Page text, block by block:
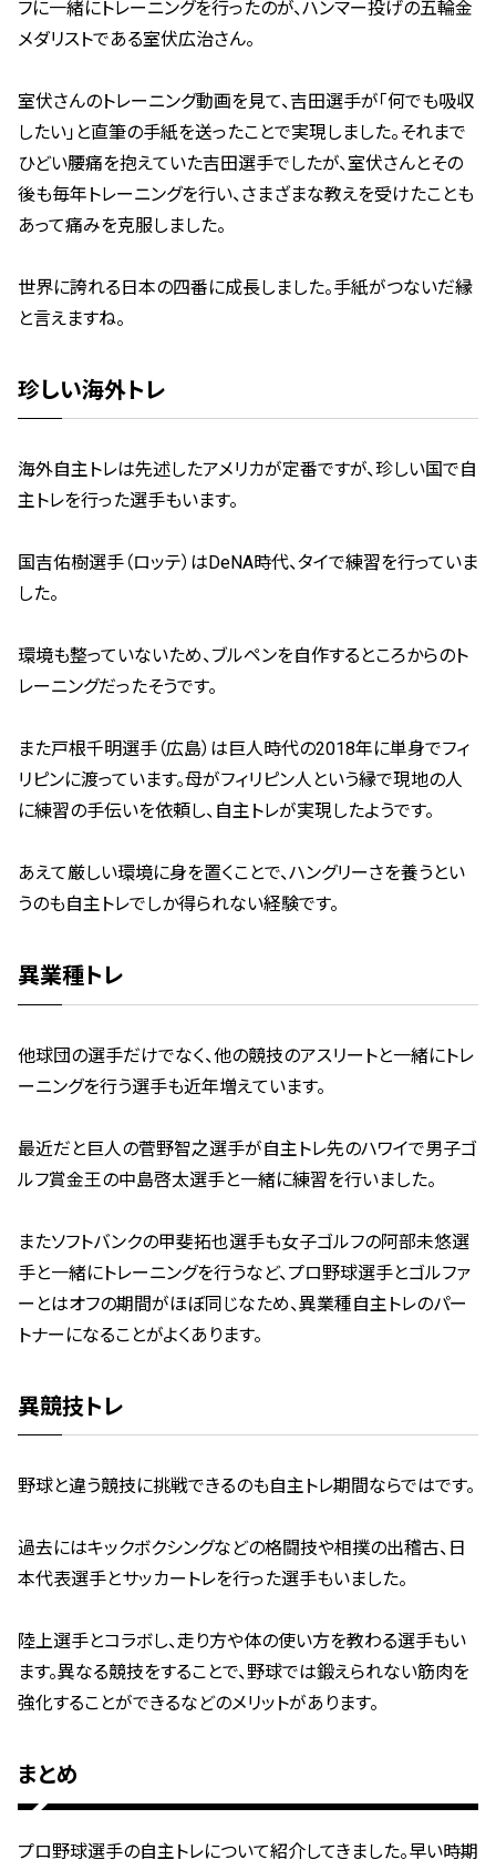
フに一緒にトレーニングを行ったのが、ハンマー投げの五輪金
メダリストである室伏広治さん。
室伏さんのトレーニング動画を見て、吉田選手が「何でも吸収
したい」と直筆の手紙を送ったことで実現しました。それまで
ひどい腰痛を抱えていた吉田選手でしたが、室伏さんとその
後も毎年トレーニングを行い、さまざまな教えを受けたことも
あって痛みを克服しました。
世界に誇れる日本の四番に成長しました。手紙がつないだ縁
と言えますね。
珍しい海外トレ
海外自主トレは先述したアメリカが定番ですが、珍しい国で自
主トレを行った選手もいます。
国吉佑樹選手（ロッテ）はDeNA時代、タイで練習を行っていま
した。
環境も整っていないため、ブルペンを自作するところからのト
レーニングだったそうです。
また戸根千明選手（広島）は巨人時代の2018年に単身でフィ
リピンに渡っています。母がフィリピン人という縁で現地の人
に練習の手伝いを依頼し、自主トレが実現したようです。
あえて厳しい環境に身を置くことで、ハングリーさを養うとい
うのも自主トレでしか得られない経験です。
異業種トレ
他球団の選手だけでなく、他の競技のアスリートと一緒にトレ
ーニングを行う選手も近年増えています。
最近だと巨人の菅野智之選手が自主トレ先のハワイで男子ゴ
ルフ賞金王の中島啓太選手と一緒に練習を行いました。
またソフトバンクの甲斐拓也選手も女子ゴルフの阿部未悠選
手と一緒にトレーニングを行うなど、プロ野球選手とゴルファ
ーとはオフの期間がほぼ同じなため、異業種自主トレのパー
トナーになることがよくあります。
異競技トレ
野球と違う競技に挑戦できるのも自主トレ期間ならではです。
過去にはキックボクシングなどの格闘技や相撲の出稽古、日
本代表選手とサッカートレを行った選手もいました。
陸上選手とコラボし、走り方や体の使い方を教わる選手もい
ます。異なる競技をすることで、野球では鍛えられない筋肉を
強化することができるなどのメリットがあります。
まとめ
プロ野球選手の自主トレについて紹介してきました。早い時期